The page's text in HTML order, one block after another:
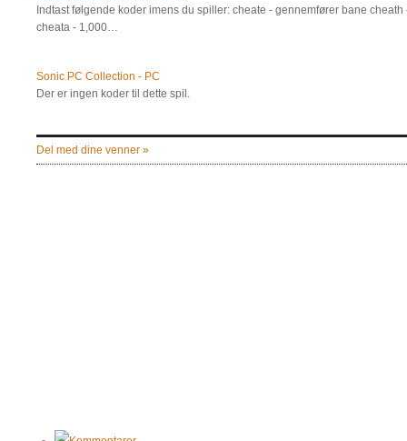
Indtast følgende koder imens du spiller: cheate - gennemfører bane
cheata - 1,000…
Sonic PC Collection - PC
Der er ingen koder til dette spil.
Del med dine venner »